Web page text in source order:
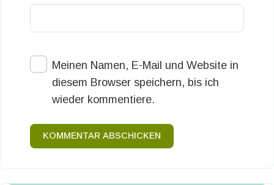
Meinen Namen, E-Mail und Website in
diesem Browser speichern, bis ich
wieder kommentiere.
KOMMENTAR ABSCHICKEN